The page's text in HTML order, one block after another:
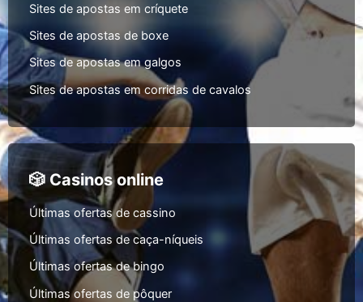
Sites de apostas em críquete
Sites de apostas de boxe
Sites de apostas em galgos
Sites de apostas em corridas de cavalos
🎲 Casinos online
Últimas ofertas de cassino
Últimas ofertas de caça-níqueis
Últimas ofertas de bingo
Últimas ofertas de pôquer